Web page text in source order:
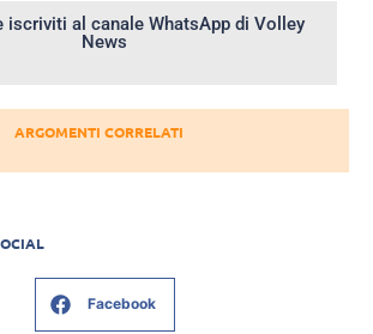
iscriviti al canale WhatsApp di Volley
News
ARGOMENTI CORRELATI
Facebook